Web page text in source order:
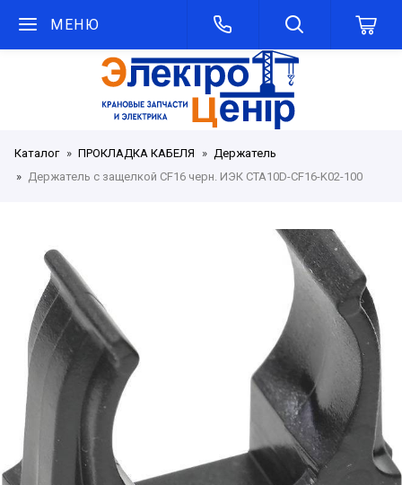
МЕНЮ
Каталог ПРОКЛАДКА КАБЕЛЯ
Держатель
Держатель с защелкой CF16 черн. ИЭК CTA10D-CF16-K02-100